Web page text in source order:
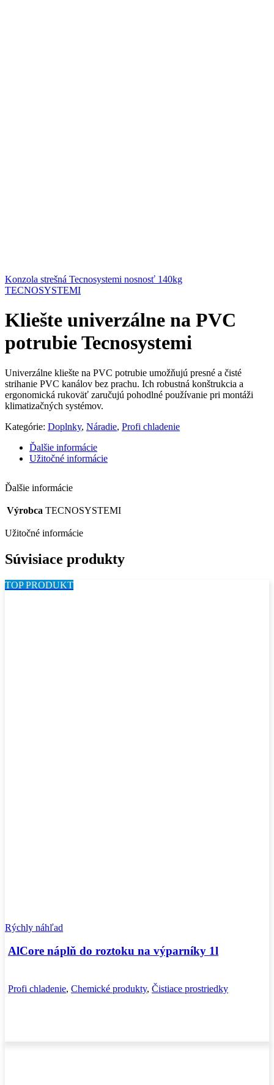
Konzola strešná Tecnosystemi nosnosť 140kg
TECNOSYSTEMI
Kliešte univerzálne na PVC
potrubie Tecnosystemi
Univerzálne kliešte na PVC potrubie umožňujú presné a čisté
strihanie PVC kanálov bez prachu. Ich robustná konštrukcia a
ergonomická rukoväť zaručujú pohodlné používanie pri montáži
klimatizačných systémov.
Kategórie: Doplnky, Náradie, Profi chladenie
Ďalšie informácie
Užitočné informácie
Ďalšie informácie
Výrobca TECNOSYSTEMI
Užitočné informácie
Súvisiace produkty
TOP PRODUKT
Rýchly náhľad
AlCore náplň do roztoku na výparníky 1l
Profi chladenie, Chemické produkty, Čistiace prostriedky